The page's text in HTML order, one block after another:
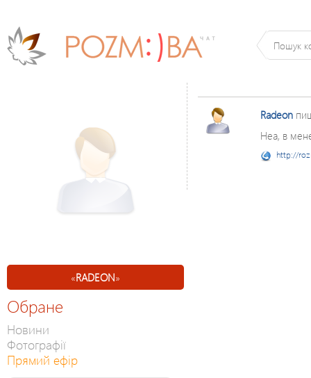
«RADEON»
Обране
Новини
Фотографії
Прямий ефір
Radeon
Неа, в
http://